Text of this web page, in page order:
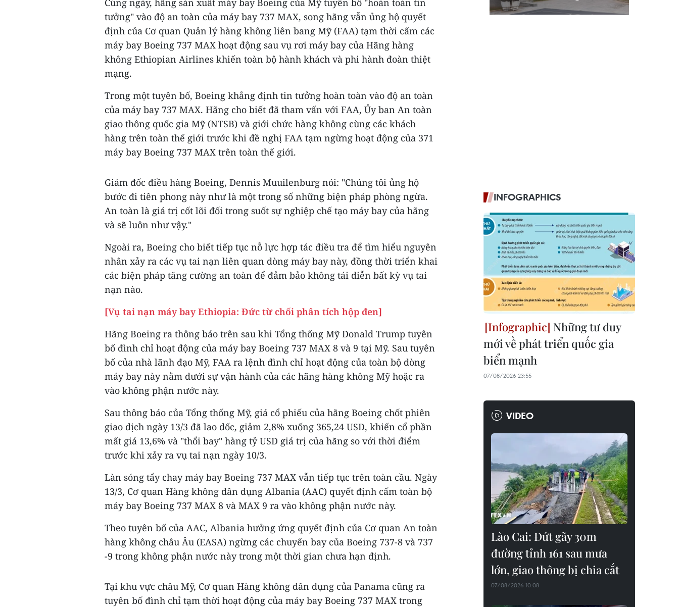
tưởng" vào độ an toàn của máy bay 737 MAX, song hãng vẫn ủng hộ quyết
định của Cơ quan Quản lý hàng không liên bang Mỹ (FAA) tạm thời cấm các
máy bay Boeing 737 MAX hoạt động sau vụ rơi máy bay của Hãng hàng
không Ethiopian Airlines khiến toàn bộ hành khách và phi hành đoàn thiệt
mạng.
Trong một tuyên bố, Boeing khẳng định tin tưởng hoàn toàn vào độ an toàn
của máy bay 737 MAX. Hãng cho biết đã tham vấn với FAA, Ủy ban An toàn
giao thông quốc gia Mỹ (NTSB) và giới chức hàng không cùng các khách
hàng trên toàn thế giới trước khi đề nghị FAA tạm ngừng hoạt động của 371
máy bay Boeing 737 MAX trên toàn thế giới.
Giám đốc điều hàng Boeing, Dennis Muuilenburg nói: "Chúng tôi ủng hộ
bước đi tiên phong này như là một trong số những biện pháp phòng ngừa.
An toàn là giá trị cốt lõi đối trong suốt sự nghiệp chế tạo máy bay của hãng
và sẽ luôn như vậy."
Ngoài ra, Boeing cho biết tiếp tục nỗ lực hợp tác điều tra để tìm hiểu nguyên
nhân xảy ra các vụ tai nạn liên quan dòng máy bay này, đồng thời triển khai
các biện pháp tăng cường an toàn để đảm bảo không tái diễn bất kỳ vụ tai
nạn nào.
[Vụ tai nạn máy bay Ethiopia: Đức từ chối phân tích hộp đen]
Hãng Boeing ra thông báo trên sau khi Tổng thống Mỹ Donald Trump tuyên
bố đình chỉ hoạt động của máy bay Boeing 737 MAX 8 và 9 tại Mỹ. Sau tuyên
bố của nhà lãnh đạo Mỹ, FAA ra lệnh đình chỉ hoạt động của toàn bộ dòng
máy bay này nằm dưới sự vận hành của các hãng hàng không Mỹ hoặc ra
vào không phận nước này.
Sau thông báo của Tổng thống Mỹ, giá cổ phiếu của hãng Boeing chốt phiên
giao dịch ngày 13/3 đã lao dốc, giảm 2,8% xuống 365,24 USD, khiến cổ phần
mất giá 13,6% và "thổi bay" hàng tỷ USD giá trị của hãng so với thời điểm
trước khi xảy ra vụ tai nạn ngày 10/3.
Làn sóng tẩy chay máy bay Boeing 737 MAX vẫn tiếp tục trên toàn cầu. Ngày
13/3, Cơ quan Hàng không dân dụng Albania (AAC) quyết định cấm toàn bộ
máy bay Boeing 737 MAX 8 và MAX 9 ra vào không phận nước này.
Theo tuyên bố của AAC, Albania hưởng ứng quyết định của Cơ quan An toàn
hàng không châu Âu (EASA) ngừng các chuyến bay của Boeing 737-8 và 737
-9 trong không phận nước này trong một thời gian chưa hạn định.
Tại khu vực châu Mỹ, Cơ quan Hàng không dân dụng của Panama cũng ra
tuyên bố đình chỉ tạm thời hoạt động của máy bay Boeing 737 MAX trong
INFOGRAPHICS
Những tư duy
mới về phát triển quốc gia
biển mạnh
07/08/2026 23:55
VIDEO
Lào Cai: Đứt gãy 30m
đường tỉnh 161 sau mưa
lớn, giao thông bị chia cắt
07/08/2026 10:08